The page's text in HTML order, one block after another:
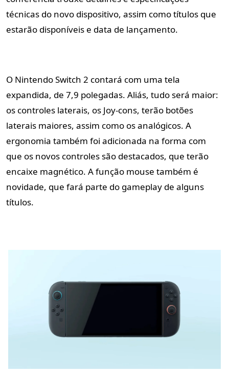
técnicas do novo dispositivo, assim como títulos que
estarão disponíveis e data de lançamento.
O Nintendo Switch 2 contará com uma tela
expandida, de 7,9 polegadas. Aliás, tudo será maior:
os controles laterais, os Joy-cons, terão botões
laterais maiores, assim como os analógicos. A
ergonomia também foi adicionada na forma com
que os novos controles são destacados, que terão
encaixe magnético. A função mouse também é
novidade, que fará parte do gameplay de alguns
títulos.